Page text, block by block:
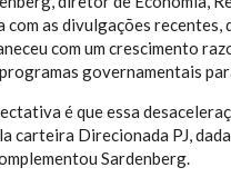
com as divulgações
com um crescimento
governamentais
é que essa
carteira Direcionada PJ,
Sardenberg.